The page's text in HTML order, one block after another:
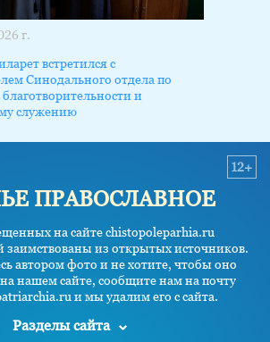
г.
встретился с
Синодального отдела по
и
служению
ПРАВОСЛАВНОЕ
на сайте chistopoleparhia.ru
из открытых источников.
автором фото и не хотите, чтобы оно
нашем сайте, сообщите нам на почту
и мы удалим его с сайта.
12+
Разделы сайта